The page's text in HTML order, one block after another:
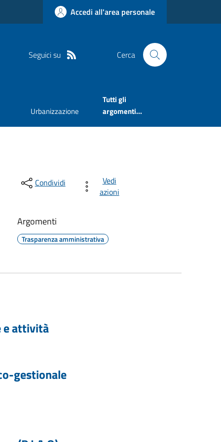
Accedi all'area personale
Seguici su Cerca
Urbanizzazione
Tutti gli
argomenti...
Condividi
Vedi
azioni
Argomenti
Trasparenza amministrativa
e attività
gestionale